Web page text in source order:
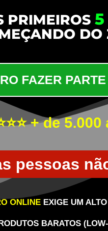
PRIMEIROS 5
DO
FAZER
+ de
pessoas
ONLINE EXIGE UM
BARATOS